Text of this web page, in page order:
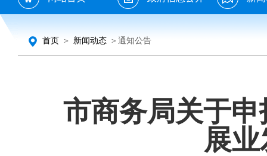
首页 ＞ 新闻动态 ＞通知公告
市商务局关于
展